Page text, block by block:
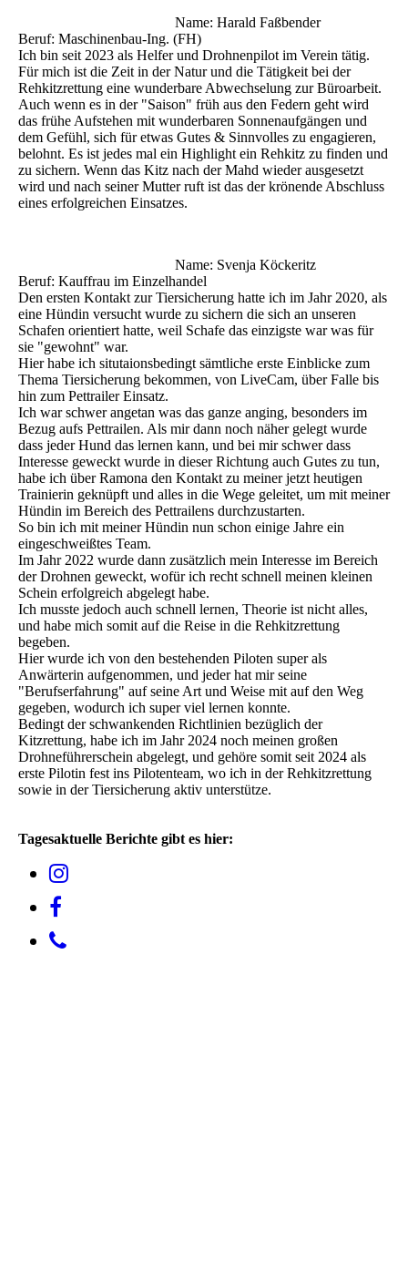
Name: Harald Faßbender
Beruf: Maschinenbau-Ing. (FH)
Ich bin seit 2023 als Helfer und Drohnenpilot im Verein tätig.
Für mich ist die Zeit in der Natur und die Tätigkeit bei der
Rehkitzrettung eine wunderbare Abwechselung zur Büroarbeit.
Auch wenn es in der "Saison" früh aus den Federn geht wird
das frühe Aufstehen mit wunderbaren Sonnenaufgängen und
dem Gefühl, sich für etwas Gutes & Sinnvolles zu engagieren,
belohnt. Es ist jedes mal ein Highlight ein Rehkitz zu finden und
zu sichern. Wenn das Kitz nach der Mahd wieder ausgesetzt
wird und nach seiner Mutter ruft ist das der krönende Abschluss
eines erfolgreichen Einsatzes.
Name: Svenja Köckeritz
Beruf: Kauffrau im Einzelhandel
Den ersten Kontakt zur Tiersicherung hatte ich im Jahr 2020, als
eine Hündin versucht wurde zu sichern die sich an unseren
Schafen orientiert hatte, weil Schafe das einzigste war was für
sie "gewohnt" war.
Hier habe ich situtaionsbedingt sämtliche erste Einblicke zum
Thema Tiersicherung bekommen, von LiveCam, über Falle bis
hin zum Pettrailer Einsatz.
Ich war schwer angetan was das ganze anging, besonders im
Bezug aufs Pettrailen. Als mir dann noch näher gelegt wurde
dass jeder Hund das lernen kann, und bei mir schwer dass
Interesse geweckt wurde in dieser Richtung auch Gutes zu tun,
habe ich über Ramona den Kontakt zu meiner jetzt heutigen
Trainierin geknüpft und alles in die Wege geleitet, um mit meiner
Hündin im Bereich des Pettrailens durchzustarten.
So bin ich mit meiner Hündin nun schon einige Jahre ein
eingeschweißtes Team.
Im Jahr 2022 wurde dann zusätzlich mein Interesse im Bereich
der Drohnen geweckt, wofür ich recht schnell meinen kleinen
Schein erfolgreich abgelegt habe.
Ich musste jedoch auch schnell lernen, Theorie ist nicht alles,
und habe mich somit auf die Reise in die Rehkitzrettung
begeben.
Hier wurde ich von den bestehenden Piloten super als
Anwärterin aufgenommen, und jeder hat mir seine
"Berufserfahrung" auf seine Art und Weise mit auf den Weg
gegeben, wodurch ich super viel lernen konnte.
Bedingt der schwankenden Richtlinien bezüglich der
Kitzrettung, habe ich im Jahr 2024 noch meinen großen
Drohneführerschein abgelegt, und gehöre somit seit 2024 als
erste Pilotin fest ins Pilotenteam, wo ich in der Rehkitzrettung
sowie in der Tiersicherung aktiv unterstütze.
Tagesaktuelle Berichte gibt es hier: